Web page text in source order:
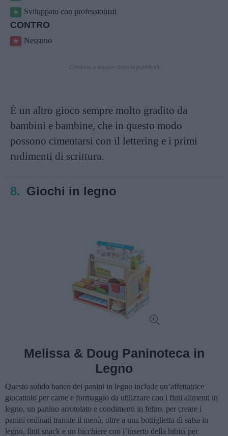
Sviluppato con professionisti
CONTRO
Nessuno
È un altro gioco sempre molto gradito da
bambini e bambine, che in questo modo
possono cimentarsi con il lettering e i primi
rudimenti di scrittura.
8. Giochi in legno
Melissa & Doug Paninoteca in
Legno
Questo solido banco dei panini in legno include un’affettatrice
giocattolo per carne e formaggio da utilizzare con i finti alimenti in
legno, un panino arrotolato e condimenti in feltro, per creare i
panini ordinati tramite il menù, oltre a una bottiglietta di salsa in
legno, finti snack e un bicchiere con l’inserto della bibita per